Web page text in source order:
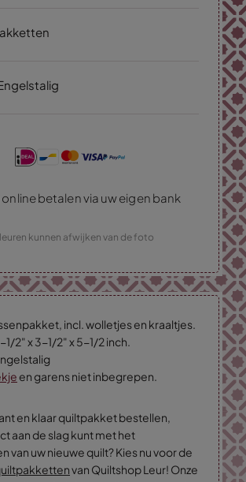
online betalen via uw eigen bank
kunnen afwijken van de foto
incl. wolletjes en kraaltjes.
2" x 3-1/2" x 5-1/2 inch.
en garens niet inbegrepen.
en klaar quiltpakket bestellen,
aan de slag kunt met het
van uw nieuwe quilt? Kies nu voor de
van Quiltshop Leur! Onze